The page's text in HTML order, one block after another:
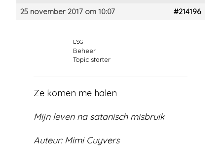
25 november 2017 om 10:07
#214196
LSG
Beheer
Topic starter
Ze komen me halen
Mijn leven na satanisch misbruik
Auteur: Mimi Cuyvers